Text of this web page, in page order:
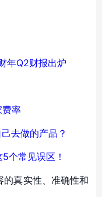
年Q2财报出炉
费率
去做的产品？
个常见误区！
的真实性、准确性和